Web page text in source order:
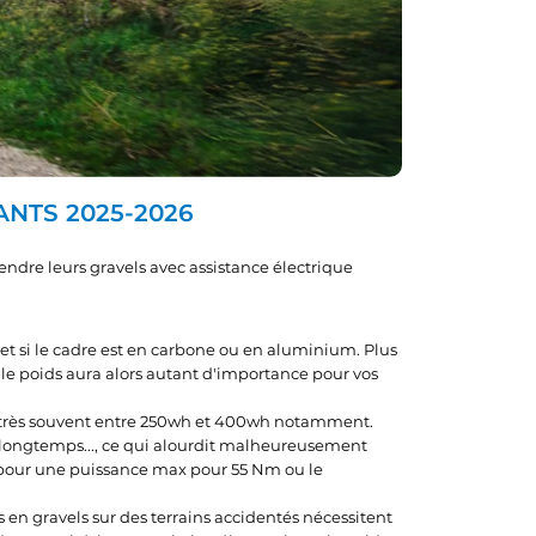
2025-2026
leurs gravels avec assistance électrique
si le cadre est en carbone ou en aluminium. Plus
poids aura alors autant d'importance pour vos
souvent entre 250wh et 400wh notamment.
ce qui alourdit malheureusement
une puissance max pour 55 Nm ou le
gravels sur des terrains accidentés nécessitent